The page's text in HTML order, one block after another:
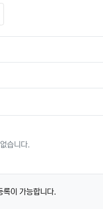
공유
습니다.
록이 가능합니다.